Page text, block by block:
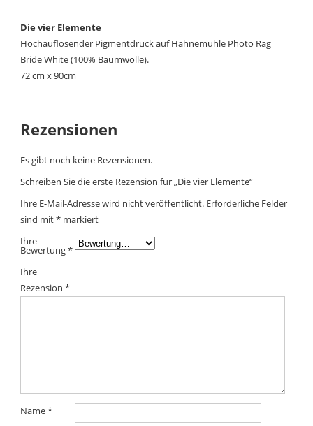
Die vier Elemente
Hochauflösender Pigmentdruck auf Hahnemühle Photo Rag
Bride White (100% Baumwolle).
72 cm x 90cm
Rezensionen
Es gibt noch keine Rezensionen.
Schreiben Sie die erste Rezension für „Die vier Elemente“
Ihre E-Mail-Adresse wird nicht veröffentlicht. Erforderliche Felder
sind mit* markiert
Ihre
Bewertung*
Ihre
Rezension*
Name*